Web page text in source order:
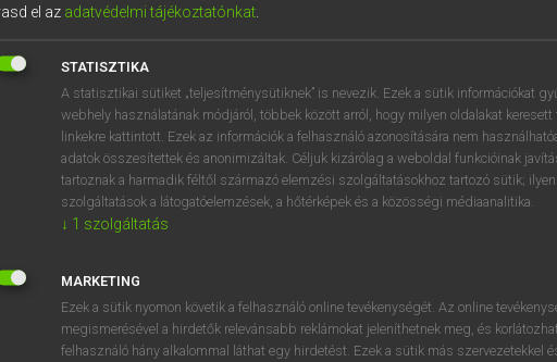
Díjmentes angol szótár
adjudicate ige megítél
bíráskodik
ítélkezik
⚲ adjudicatekeresése szótárainkban
el az adatvédelmi tájékoztatónkat.
STATISZTIKA
A statisztikai sütiket „teljesítménysütiknek” is nevezik. Ezek a sütik információkat
webhely használatának módjáról, többek között arról, hogy milyen oldalakat keresett
linkekre kattintott. Ezek az információk a felhasználó azonosítására nem
adatok összesítettek és anonimizáltak. Céljuk kizárólag a weboldal funkcióinak
tartoznak a harmadik féltől származó elemzési szolgáltatásokhoz tartozó sütik;
szolgáltatások a látogatóelemzések, a hőtérképek és a közösségi médiaanalitika.
↓ 1 szolgáltatás
MARKETING
Ezek a sütik nyomon követik a felhasználó online tevékenységét. Az online
megismerésével a hirdetők relevánsabb reklámokat jeleníthetnek meg, és
felhasználó hány alkalommal láthat egy hirdetést. Ezek a sütik más szervezetekkel
EN HU DE CN FR ES IT NL
0 1 2 3 4 5 6 7 8 9
q w e r t z u i
a s d f g h j k l é
í y x c v b n m , .